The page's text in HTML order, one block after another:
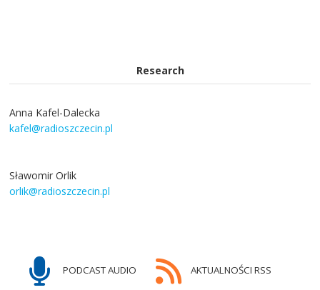
Research
Anna Kafel-Dalecka
kafel@radioszczecin.pl
Sławomir Orlik
orlik@radioszczecin.pl
PODCAST AUDIO AKTUALNOŚCI RSS